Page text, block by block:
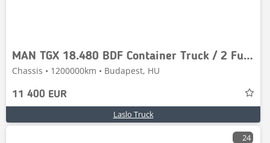
MAN TGX 18.480 BDF Container Truck / 2 Fuel Tanks / Fu
Chassis • 1200000km • Budapest, HU
11 400 EUR
Laslo Truck
24